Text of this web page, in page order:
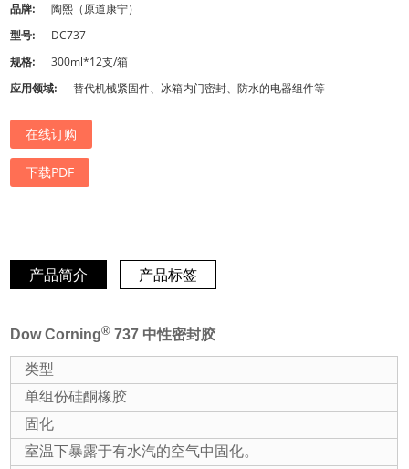
品牌:
陶熙（原道康宁）
型号:
DC737
规格:
300ml*12支/箱
应用领域:
替代机械紧固件、冰箱内门密封、防水的电器组件等
在线订购
下载PDF
产品简介 产品标签
Dow Corning® 737 中性密封胶
类型
单组份硅酮橡胶
固化
室温下暴露于有水汽的空气中固化。